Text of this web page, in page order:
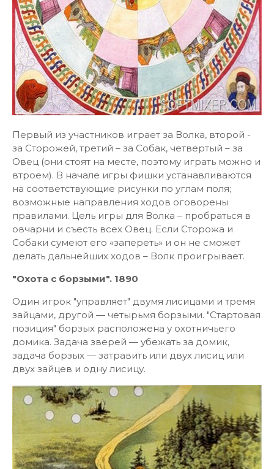
Первый из участников играет за Волка, второй -
за Сторожей, третий – за Собак, четвертый – за
Овец (они стоят на месте, поэтому играть можно и
втроем). В начале игры фишки устанавливаются
на соответствующие рисунки по углам поля;
возможные направления ходов оговорены
правилами. Цель игры для Волка – пробраться в
овчарни и съесть всех Овец. Если Сторожа и
Собаки сумеют его «запереть» и он не сможет
делать дальнейших ходов – Волк проигрывает.
"Охота с борзыми". 1890
Один игрок "управляет" двумя лисицами и тремя
зайцами, другой — четырьмя борзыми. "Стартовая
позиция" борзых расположена у охотничьего
домика. Задача зверей — убежать за домик,
задача борзых — затравить или двух лисиц или
двух зайцев и одну лисицу.